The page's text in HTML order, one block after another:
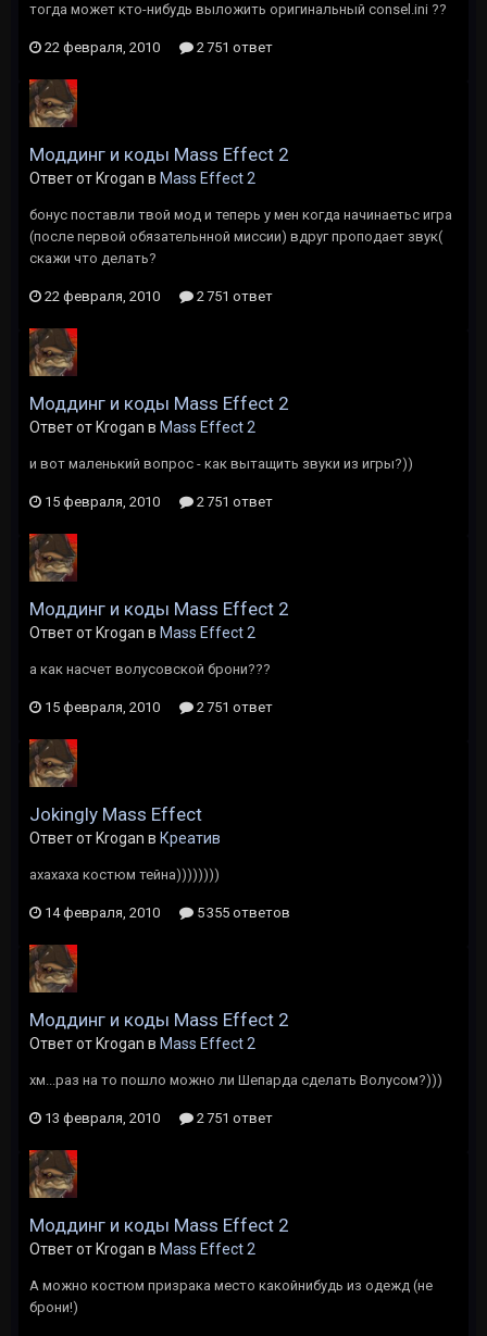
тогда может кто-нибудь выложить оригинальный consel.ini ??
22 февраля, 2010 2 751 ответ
Моддинг и коды Mass Effect 2
Ответ от Krogan в Mass Effect 2
бонус поставли твой мод и теперь у мен когда начинаетьс игра
(после первой обязательнной миссии) вдруг проподает звук(
скажи что делать?
22 февраля, 2010 2 751 ответ
Моддинг и коды Mass Effect 2
Ответ от Krogan в Mass Effect 2
и вот маленький вопрос - как вытащить звуки из игры?))
15 февраля, 2010 2 751 ответ
Моддинг и коды Mass Effect 2
Ответ от Krogan в Mass Effect 2
а как насчет волусовской брони???
15 февраля, 2010 2 751 ответ
Jokingly Mass Effect
Ответ от Krogan в Креатив
ахахаха костюм тейна))))))))
14 февраля, 2010 5 355 ответов
Моддинг и коды Mass Effect 2
Ответ от Krogan в Mass Effect 2
хм...раз на то пошло можно ли Шепарда сделать Волусом?)))
13 февраля, 2010 2 751 ответ
Моддинг и коды Mass Effect 2
Ответ от Krogan в Mass Effect 2
А можно костюм призрака место какойнибудь из одежд (не
брони!)